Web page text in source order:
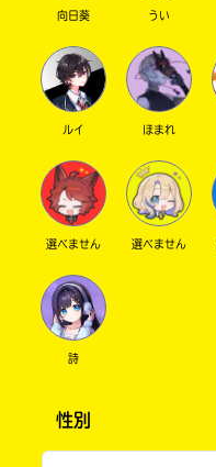
向日葵 うい
ルイ ほまれ
選べません 選べません
詩
性別